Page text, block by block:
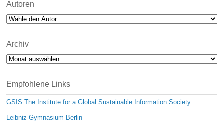
Autoren
Archiv
Archiv
Empfohlene Links
GSIS The Institute for a Global Sustainable Information Society
Leibniz Gymnasium Berlin